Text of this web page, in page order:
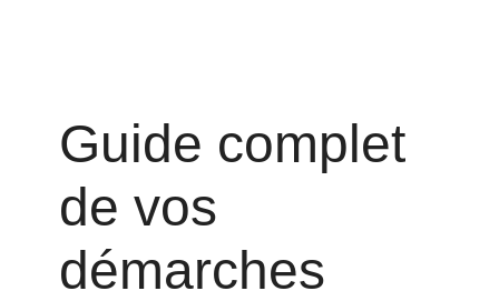
Guide complet
de vos
démarches